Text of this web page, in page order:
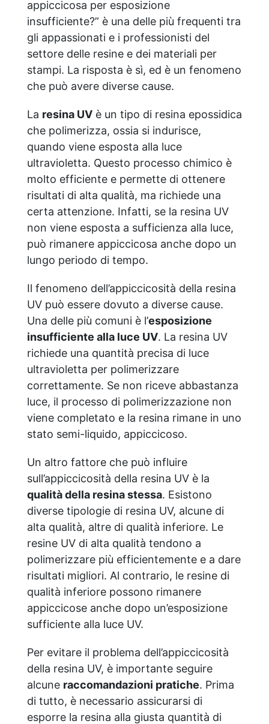
appiccicosa per esposizione
insufficiente?” è una delle più frequenti tra
gli appassionati e i professionisti del
settore delle resine e dei materiali per
stampi. La risposta è sì, ed è un fenomeno
che può avere diverse cause.
La resina UV è un tipo di resina epossidica
che polimerizza, ossia si indurisce,
quando viene esposta alla luce
ultravioletta. Questo processo chimico è
molto efficiente e permette di ottenere
risultati di alta qualità, ma richiede una
certa attenzione. Infatti, se la resina UV
non viene esposta a sufficienza alla luce,
può rimanere appiccicosa anche dopo un
lungo periodo di tempo.
Il fenomeno dell’appiccicosità della resina
UV può essere dovuto a diverse cause.
Una delle più comuni è l’esposizione
insufficiente alla luce UV. La resina UV
richiede una quantità precisa di luce
ultravioletta per polimerizzare
correttamente. Se non riceve abbastanza
luce, il processo di polimerizzazione non
viene completato e la resina rimane in uno
stato semi-liquido, appiccicoso.
Un altro fattore che può influire
sull’appiccicosità della resina UV è la
qualità della resina stessa. Esistono
diverse tipologie di resina UV, alcune di
alta qualità, altre di qualità inferiore. Le
resine UV di alta qualità tendono a
polimerizzare più efficientemente e a dare
risultati migliori. Al contrario, le resine di
qualità inferiore possono rimanere
appiccicose anche dopo un’esposizione
sufficiente alla luce UV.
Per evitare il problema dell’appiccicosità
della resina UV, è importante seguire
alcune raccomandazioni pratiche. Prima
di tutto, è necessario assicurarsi di
esporre la resina alla giusta quantità di